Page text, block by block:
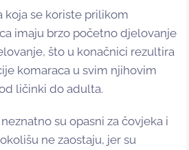
koja se koriste prilikom
imaju brzo početno djelovanje
što u konačnici rezultira
komaraca u svim njihovim
ličinki do adulta.
su opasni za čovjeka i
ne zaostaju, jer su